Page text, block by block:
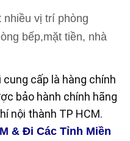
vị trí phòng
bếp,mặt tiền, nhà
cấp là hàng chính
bảo hành chính hãng
nội thành TP HCM.
& Đi Các Tỉnh Miền